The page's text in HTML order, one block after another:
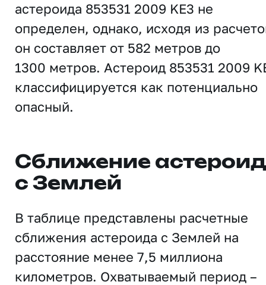
астероида 853531 2009 KE3 не
определен, однако, исходя из
он составляет от 582 метров до
1300 метров. Астероид 853531 2009
классифицируется как потенциально
опасный.
Сближение
с Землей
В таблице представлены расчетные
сближения астероида с Землей на
расстояние менее 7,5 миллиона
километров. Охватываемый период –